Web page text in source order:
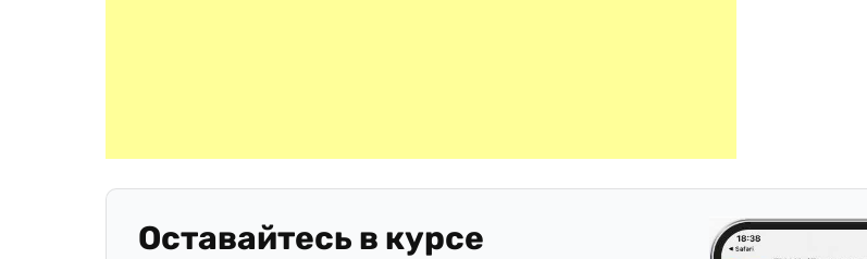
Оставайтесь в курсе